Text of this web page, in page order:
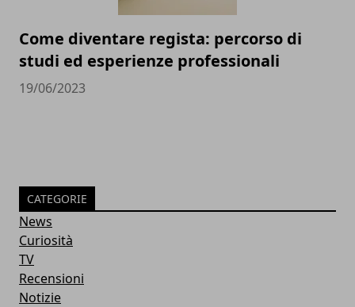
Come diventare regista: percorso di
studi ed esperienze professionali
19/06/2023
CATEGORIE
News
Curiosità
TV
Recensioni
Notizie